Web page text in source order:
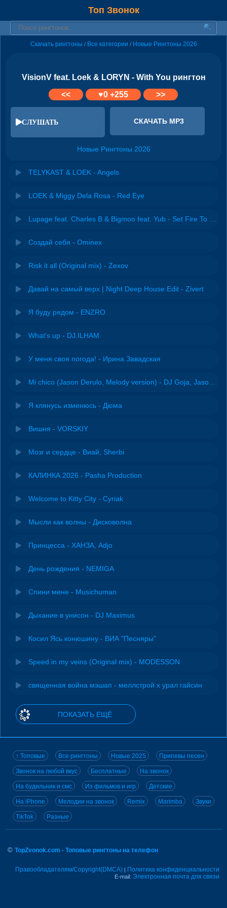
Топ Звонок
Скачать рингтоны / Все категории / Новые Рингтоны 2026
VisionV feat. Loek & LORYN - With You рингтон
<<
♥0+255 >>
СЛУШАТЬ СКАЧАТЬ MP3
Новые Рингтоны 2026
TELYKAST & LOEK - Angels
LOEK & Miggy Dela Rosa - Red Eye
Создай себя - Ominex
Risk it all (Original mix) - Zexov
Давай на самый верх | Night Deep House Edit - Zivert
Я буду рядом - ENZRO
What's up - DJ.ILHAM
У меня своя погода! - Ирина Завадская
Я клянусь изменюсь - Дюма
Вишня - VORSKIY
Мозг и сердце - Виай, Sherbi
КАЛИНКА 2026 - Pasha Production
Welcome to Kitty City - Cyriak
Мысли как волны - Дисковолна
Принцесса - ХАНЗА, Adjo
День рождения - NEMIGA
Спини мене - Musichuman
Дыхание в унисон - DJ Maximus
Косил Ясь конюшину - ВИА "Песняры"
Speed in my veins (Original mix) - MODESSON
священная война мэшап - меллстрой х урал гайсин
ПОКАЗАТЬ ЕЩЁ
↑ Топовые Все рингтоны Новые 2025 Припевы песен
Звонок на любой вкус Бесплатные На звонок
На будильник и смс Из фильмов и игр Детские
На iPhone Мелодии на звонок Remix Marimba Звуки
TikTok Разные
© TopZvonok.com - Топовые рингтоны на телефон
Правообладателям/Copyright(DMCA) | Политика конфиденциальности
E-mail: Электронная почта для связи